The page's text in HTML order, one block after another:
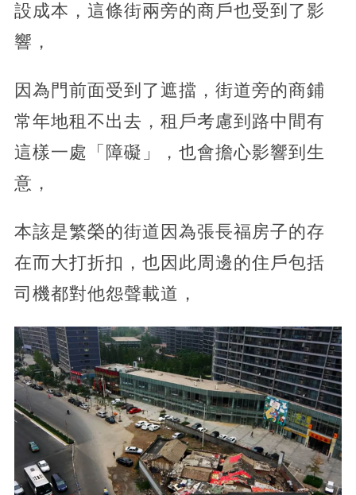
設成本，這條街兩旁的商戶也受到了影
響，
因為門前面受到了遮擋，街道旁的商鋪
常年地租不出去，租戶考慮到路中間有
這樣一處「障礙」，也會擔心影響到生
意，
本該是繁榮的街道因為張長福房子的存
在而大打折扣，也因此周邊的住戶包括
司機都對他怨聲載道，